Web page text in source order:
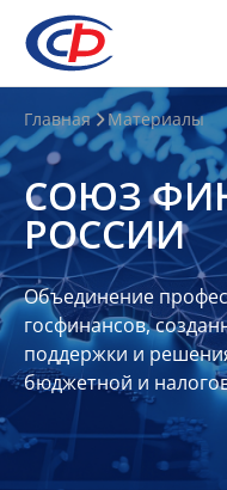
О
нас
О
СФР
Совет
Союза
Участники
Планы
отчеты
Контакты
Главная Материалы
СОЮЗ
РОССИИ
Объединение
госфинансов,
поддержки и
бюджетной и